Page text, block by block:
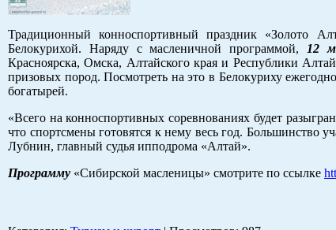
Традиционный конноспортивный праздник «Золото
Белокурихой. Наряду с масленичной программой,
12
Красноярска, Омска, Алтайского края и Республики
призовых пород. Посмотреть на это в Белокуриху
богатырей.
«Всего на конноспортивных соревнованиях будет
что спортсмены готовятся к нему весь год. Большинство
Лубнин, главный судья ипподрома «Алтай».
Программу «Сибирской масленицы» смотрите по ссылке